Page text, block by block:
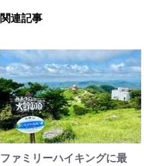
関連記事
ファミリーハイキングに最